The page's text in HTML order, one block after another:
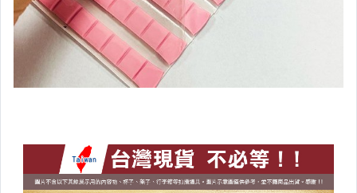
緊急避難包
炎炎夏日涼涼系列
防疫專區
惜福品專區
瘋無印